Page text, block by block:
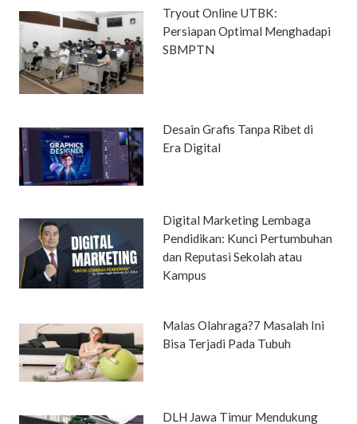
Tryout Online UTBK:
Persiapan Optimal Menghadapi
SBMPTN
Desain Grafis Tanpa Ribet di
Era Digital
Digital Marketing Lembaga
Pendidikan: Kunci Pertumbuhan
dan Reputasi Sekolah atau
Kampus
Malas Olahraga?7 Masalah Ini
Bisa Terjadi Pada Tubuh
DLH Jawa Timur Mendukung